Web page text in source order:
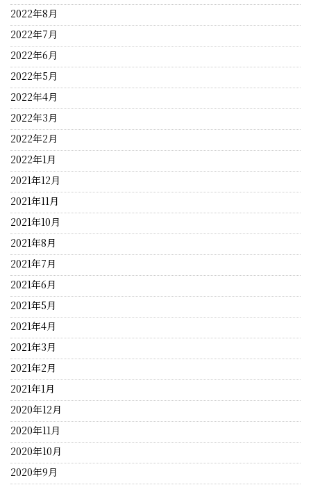
2022年8月
2022年7月
2022年6月
2022年5月
2022年4月
2022年3月
2022年2月
2022年1月
2021年12月
2021年11月
2021年10月
2021年8月
2021年7月
2021年6月
2021年5月
2021年4月
2021年3月
2021年2月
2021年1月
2020年12月
2020年11月
2020年10月
2020年9月